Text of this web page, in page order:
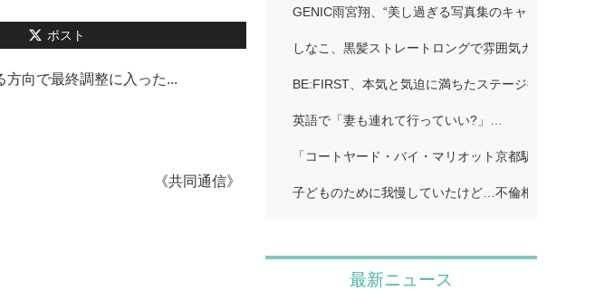
ポスト
向で最終調整に入った...
《共同通信》
GENIC雨宮翔、“美し過ぎる写真集のキャッチコピーに
しなこ、黒髪ストレートロングで雰囲気ガラリ「一瞬
BE:FIRST、本気と気迫に満ちたステージ披露…
英語で「妻も連れて行っていい?」…
「コートヤード・バイ・マリオット京都駅」…
子どものために我慢していたけど…不倫相手に「離婚
最新ニュース